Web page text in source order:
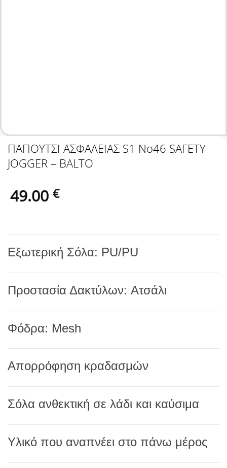
ΠΑΠΟΥΤΣΙ ΑΣΦΑΛΕΙΑΣ S1 No46 SAFETY
JOGGER – BALTO
49.00 €
Εξωτερική Σόλα: PU/PU
Προστασία Δακτύλων: Ατσάλι
Φόδρα: Mesh
Απορρόφηση κραδασμών
Σόλα ανθεκτική σε λάδι και καύσιμα
Υλικό που αναπνέει στο πάνω μέρος